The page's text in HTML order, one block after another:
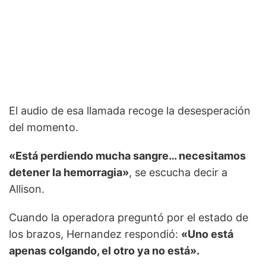
El audio de esa llamada recoge la desesperación
del momento.
«Está perdiendo mucha sangre… necesitamos
detener la hemorragia», se escucha decir a
Allison.
Cuando la operadora preguntó por el estado de
los brazos, Hernandez respondió: «Uno está
apenas colgando, el otro ya no está».